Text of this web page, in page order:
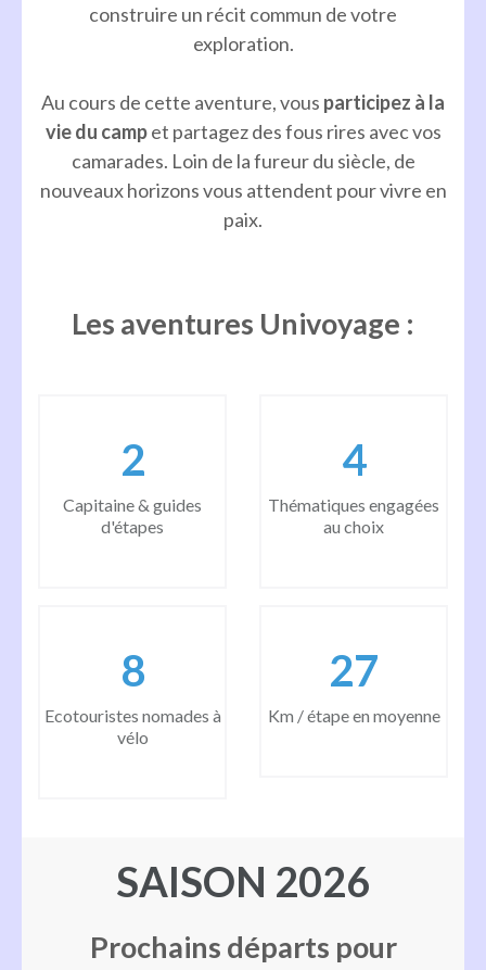
construire un récit commun de votre
exploration.
Au cours de cette aventure, vous participez à la
vie du campet partagez des fous rires avec vos
camarades. Loin de la fureur du siècle, de
nouveaux horizons vous attendent pour vivre en
paix.
Les aventures Univoyage :
2
Capitaine & guides
d'étapes
6
Thématiques engagées
au choix
10
Ecotouristes nomades à
vélo
34
Km / étape en moyenne
SAISON 2026
Prochains départs pour